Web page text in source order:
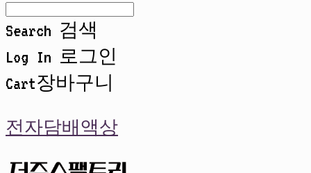
Search 검색
Log In 로그인
Cart장바구니
전자담배액상